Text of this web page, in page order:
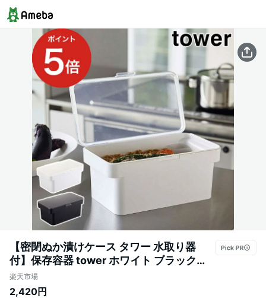
【密閉ぬか漬けケース タワー 水取り器
付】保存容器 tower ホワイト ブラック
4944 4945 ぬか漬け ふた付き 3L 密閉 水
抜き 容器 コンパクト シンプル 3リットル
楽天市場
2,420円